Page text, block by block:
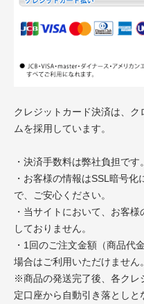
クレジットカード決済は、
ムを採用しています。
・決済手数料は弊社負担です。
・お客様の情報はSSL暗号
で、ご安心ください。
・当サイトにおいて、お客
しておりません。
・1回のご注文金額（商品代
場合はご利用いただけません。
※商品の発送完了後、各クレ
定口座から自動引き落としと